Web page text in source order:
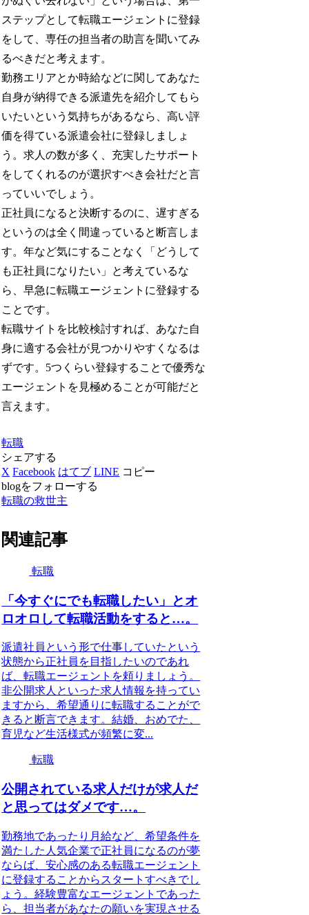
ステップとして転職エージェントに登録
をして、専任の担当者の助言を聞いてみ
るべきだと考えます。
勤務エリアとか時給などに関してあなた
自身が納得できる派遣先を紹介してもら
いたいという気持ちがあるなら、高い評
価を得ている派遣会社に登録しましょ
う。求人の数が多く、充実したサポート
をしてくれるのが選択すべき会社だと言
っていいでしょう。
正社員になると決断するのに、遅すぎる
というのは全く間違っていると断言しま
す。年など気にすることなく「どうして
も正社員になりたい」と考えているな
ら、早急に転職エージェントに登録する
ことです。
転職サイトを比較検討すれば、あなた自
身に適する会社が見つかりやすくなるは
ずです。5つくらい登録することで優秀な
エージェントを見極めることが可能だと
言えます。
転職
シェアする
X Facebook はてブ LINE コピー
blogをフォローする
転職の救世主
関連記事
転職
「今すぐにでも転職したい」とオ
ロオロして転職活動をすると…。
派遣社員という形で仕事していたという
状態から正社員を目指したいのであれ
ば、転職エージェントを頼りましょう。
非公開求人といった求人情報を持ってい
ますから、希望通りに転職することがで
きると断言できます。結婚、おめでた、
育児など生活様式が頻繁に変...
転職
公開されている求人だけが求人だ
と思ってはダメです…。
勤務地であったり月給など、希望条件を
満たした人気企業で正社員になるのが夢
ならば、安心感のある転職エージェント
に登録することからスタートすべきでし
ょう。経験豊富なエージェントであった
ら、担当者があなたの願いを実現させる